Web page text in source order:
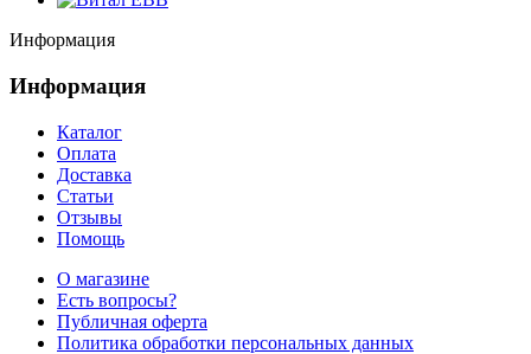
Информация
Информация
Каталог
Оплата
Доставка
Статьи
Отзывы
Помощь
О магазине
Есть вопросы?
Публичная оферта
Политика обработки персональных данных